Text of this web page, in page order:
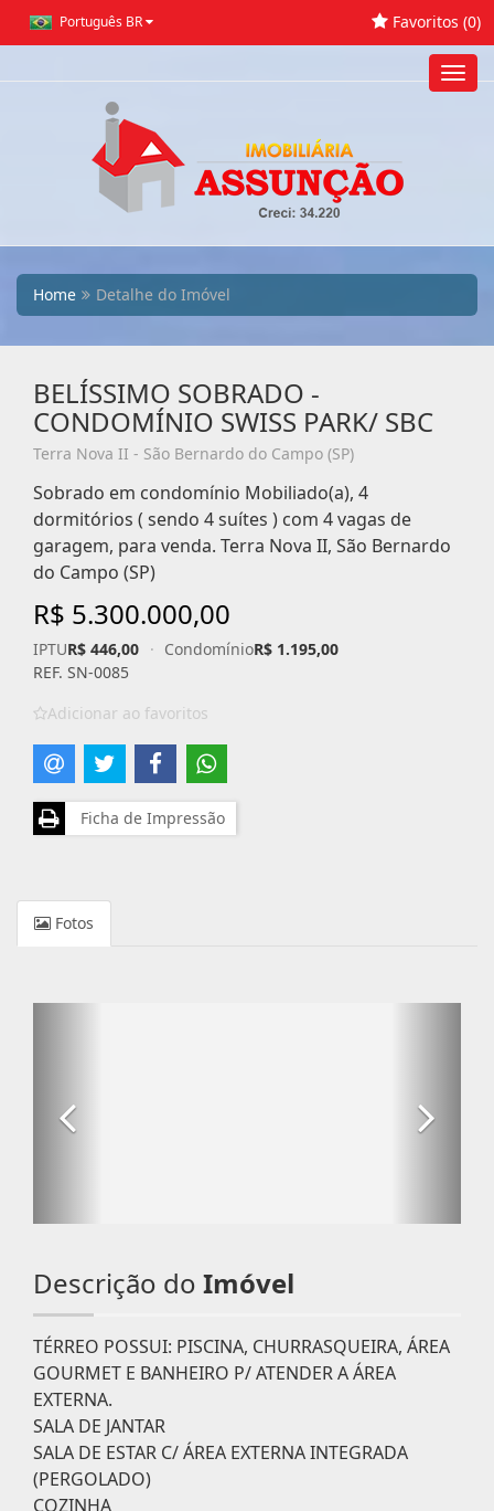
Português BR Favoritos (0)
Home Detalhe do Imóvel
BELÍSSIMO SOBRADO -
CONDOMÍNIO SWISS PARK/ SBC
Terra Nova II - São Bernardo do Campo (SP)
Sobrado em condomínio Mobiliado(a), 4
dormitórios ( sendo 4 suítes ) com 4 vagas de
garagem, para venda. Terra Nova II, São Bernardo
do Campo (SP)
R$ 5.300.000,00
IPTUR$ 446,00 · CondomínioR$ 1.195,00
REF. SN-0085
Adicionar ao favoritos
Ficha de Impressão
Fotos
Descrição do Imóvel
TÉRREO POSSUI: PISCINA, CHURRASQUEIRA, ÁREA
GOURMET E BANHEIRO P/ ATENDER A ÁREA
EXTERNA.
SALA DE JANTAR
SALA DE ESTAR C/ ÁREA EXTERNA INTEGRADA
(PERGOLADO)
COZINHA